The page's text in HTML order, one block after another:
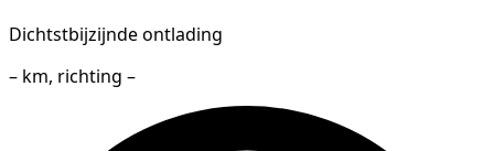
Dichtstbijzijnde ontlading
– km, richting –